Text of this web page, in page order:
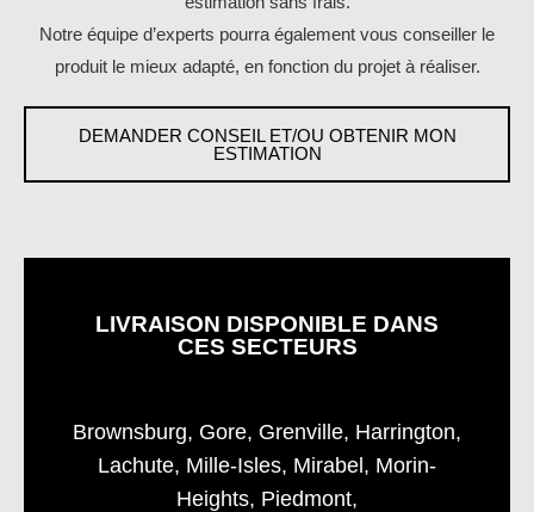
Notre équipe d’experts pourra également vous conseiller le
produit le mieux adapté, en fonction du projet à réaliser.
DEMANDER CONSEIL ET/OU OBTENIR MON
ESTIMATION
LIVRAISON DISPONIBLE DANS
CES SECTEURS
Brownsburg, Gore, Grenville, Harrington,
Lachute, Mille-Isles, Mirabel, Morin-
Heights, Piedmont,